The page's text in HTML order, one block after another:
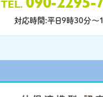
TEL 090-2295-
対応時間:平日9時30分〜